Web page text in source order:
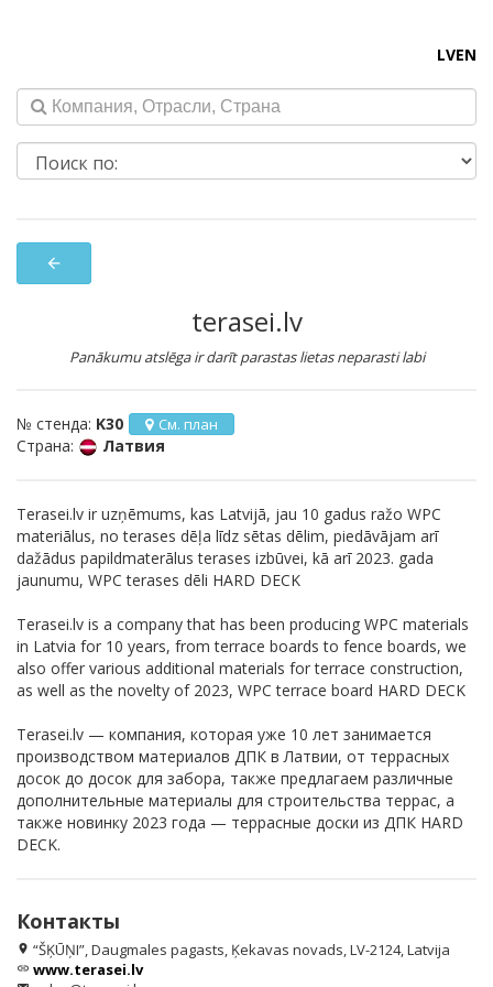
LVEN
arrow_back
terasei.lv
Panākumu atslēga ir darīt parastas lietas neparasti labi
№ стенда: K30 См. план
Страна: Латвия
Terasei.lv ir uzņēmums, kas Latvijā, jau 10 gadus ražo WPC
materiālus, no terases dēļa līdz sētas dēlim, piedāvājam arī
dažādus papildmaterālus terases izbūvei, kā arī 2023. gada
jaunumu, WPC terases dēli HARD DECK
Terasei.lv is a company that has been producing WPC materials
in Latvia for 10 years, from terrace boards to fence boards, we
also offer various additional materials for terrace construction,
as well as the novelty of 2023, WPC terrace board HARD DECK
Terasei.lv — компания, которая уже 10 лет занимается
производством материалов ДПК в Латвии, от террасных
досок до досок для забора, также предлагаем различные
дополнительные материалы для строительства террас, а
также новинку 2023 года — террасные доски из ДПК HARD
DECK.
Контакты
location_on “ŠĶŪŅI”, Daugmales pagasts, Ķekavas novads, LV-2124, Latvija
link www.terasei.lv